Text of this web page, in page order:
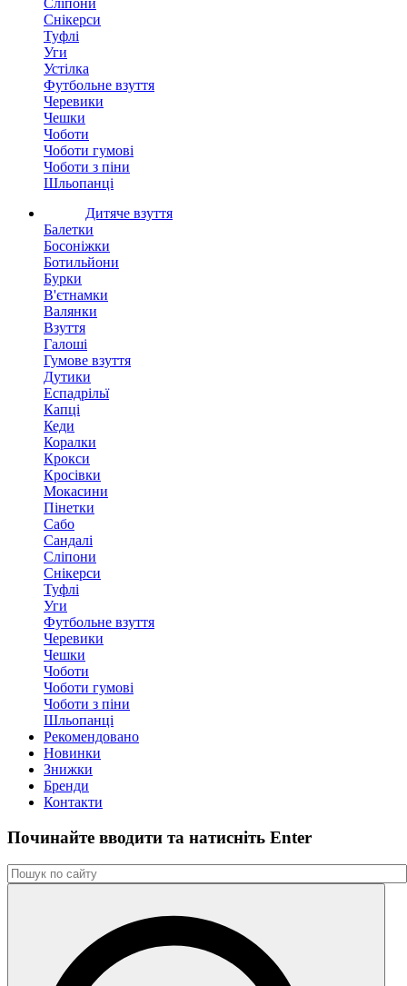
Сліпони
Снікерси
Туфлі
Уги
Устілка
Футбольне взуття
Черевики
Чешки
Чоботи
Чоботи гумові
Чоботи з піни
Шльопанці
Дитяче взуття
Балетки
Босоніжки
Ботильйони
Бурки
В'єтнамки
Валянки
Взуття
Галоші
Гумове взуття
Дутики
Еспадрільї
Капці
Кеди
Коралки
Крокси
Кросівки
Мокасини
Пінетки
Сабо
Сандалі
Сліпони
Снікерси
Туфлі
Уги
Футбольне взуття
Черевики
Чешки
Чоботи
Чоботи гумові
Чоботи з піни
Шльопанці
Рекомендовано
Новинки
Знижки
Бренди
Контакти
Починайте вводити та натиснiть Enter